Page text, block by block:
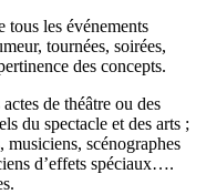
tous les événements
tournées, soirées,
des concepts.
de théâtre ou des
du spectacle et des arts ;
musiciens, scénographes
d’effets spéciaux….